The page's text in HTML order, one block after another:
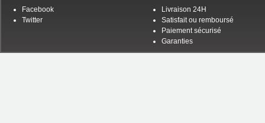
Facebook
Twitter
Livraison 24H
Satisfait ou remboursé
Paiement sécurisé
Garanties